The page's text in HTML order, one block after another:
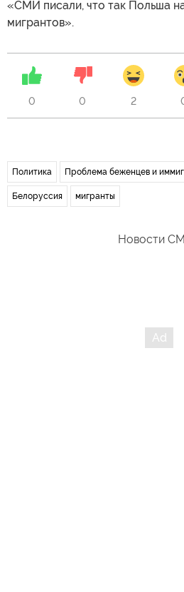
«СМИ писали, что так Польша
мигрантов».
0 0 2
Политика Проблема беженцев и
Белоруссия мигранты
Новости